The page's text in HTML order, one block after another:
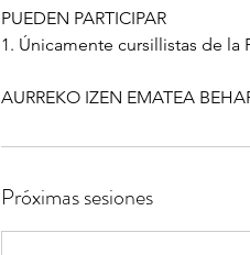
PUEDEN PARTICIPAR
1. Únicamente cursillistas de la
AURREKO IZEN EMATEA
Próximas sesiones